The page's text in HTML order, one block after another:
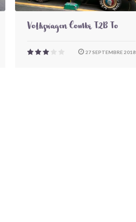
Volkswagen Combi T2B To
27 SEPTEMBRE 2018